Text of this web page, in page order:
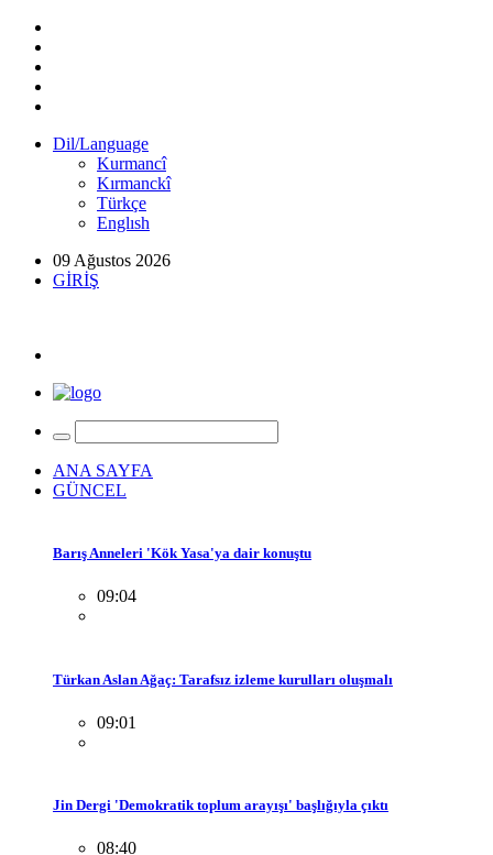
Dil/Language
Kurmancî
Kırmanckî
Türkçe
Englısh
09 Ağustos 2026
GİRİŞ
ANA SAYFA
GÜNCEL
Barış Anneleri 'Kök Yasa'ya dair konuştu
09:04
Türkan Aslan Ağaç: Tarafsız izleme kurulları oluşmalı
09:01
Jin Dergi 'Demokratik toplum arayışı' başlığıyla çıktı
08:40